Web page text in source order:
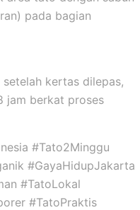
pada bagian
kertas dilepas,
jam berkat proses
#Tato2Minggu
#GayaHidupJakarta
#TatoLokal
#TatoPraktis